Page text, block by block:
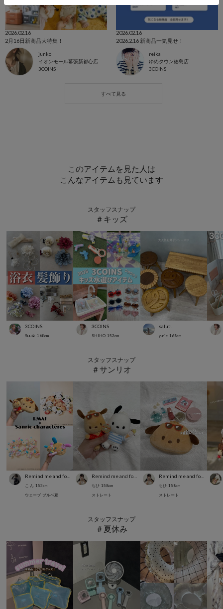
2026.02.16
2月16日新商品大特集！
junko
イオンモール幕張新都心店
3COINS
2026.02.16
2026.2.16 新商品一気見せ！
reika
ゆめタウン徳島店
3COINS
このアイテムを見た人は
こんなアイテムも見ています
スタッフスナップ
＃キッズ
3COINS
Suu☺︎ 168cm
3COINS
SHIHO 152cm
salut!
yurie 168cm
スタッフスナップ
＃サンリオ
こ ん 153cm
ウェーブ ブルベ夏
ちひ 158cm
ストレート
Remind me and forever
ちひ 158cm
ストレート
スタッフスナップ
＃夏休み